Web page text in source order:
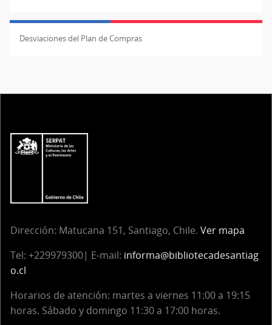
Desviaciones del Plan de Compras
Dirección: Matucana 151, Santiago, Chile. Ver mapa
Tel: +229979300| E-mail: informa@bibliotecadesantiag
o.cl
Horarios de atención: martes a viernes 11:00 a 19:15
horas. Sábado y domingo 11:30 a 17:00 horas.